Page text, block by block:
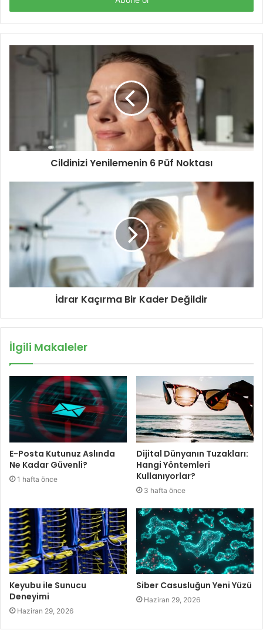
Cildinizi Yenilemenin 6 Püf Noktası
İdrar Kaçırma Bir Kader Değildir
İlgili Makaleler
E-Posta Kutunuz Aslında
Ne Kadar Güvenli?
1 hafta önce
Dijital Dünyanın Tuzakları:
Hangi Yöntemleri
Kullanıyorlar?
3 hafta önce
Keyubu ile Sunucu
Deneyimi
Haziran 29, 2026
Siber Casusluğun Yeni Yüzü
Haziran 29, 2026